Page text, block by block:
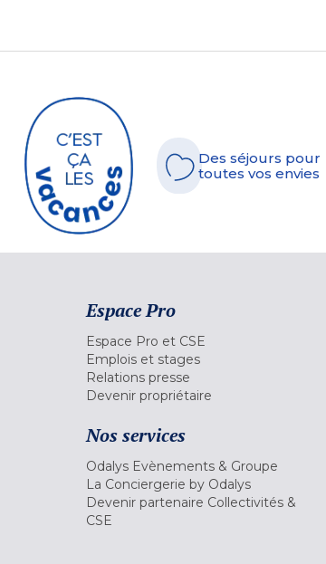
Des séjours pour
toutes vos envies
Espace Pro
Espace Pro et CSE
Emplois et stages
Relations presse
Devenir propriétaire
Nos services
Odalys Evènements & Groupe
La Conciergerie by Odalys
Devenir partenaire Collectivités &
CSE